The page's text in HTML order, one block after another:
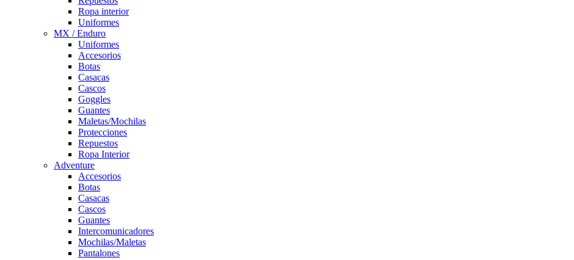
Ropa interior
Uniformes
MX / Enduro
Uniformes
Accesorios
Botas
Casacas
Cascos
Goggles
Guantes
Maletas/Mochilas
Protecciones
Repuestos
Ropa Interior
Adventure
Accesorios
Botas
Casacas
Cascos
Guantes
Intercomunicadores
Mochilas/Maletas
Pantalones